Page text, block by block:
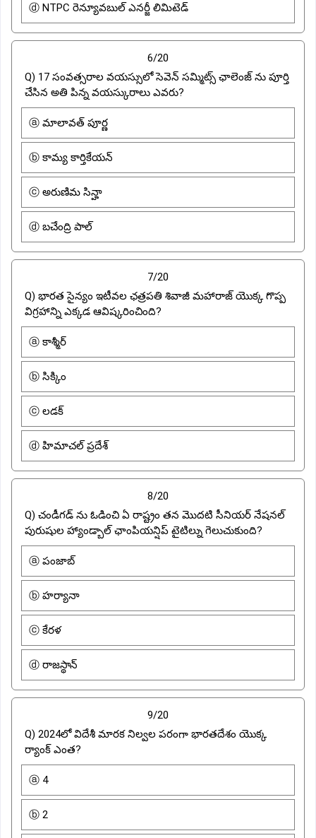
ⓓ NTPC రెన్యూవబుల్ ఎనర్జీ లిమిటెడ్
6/20
Q) 17 సంవత్సరాల వయస్సులో సెవెన్ సమ్మిట్స్ ఛాలెంజ్ ను పూర్తి
చేసిన అతి పిన్న వయస్కురాలు ఎవరు?
ⓐ మాలావత్ పూర్ణ
ⓑ కామ్య కార్తికేయన్
ⓒ అరుణిమ సిన్హా
ⓓ బచేంద్రి పాల్
7/20
Q) భారత సైన్యం ఇటీవల ఛత్రపతి శివాజీ మహారాజ్ యొక్క గొప్ప
విగ్రహాన్ని ఎక్కడ ఆవిష్కరించింది?
ⓐ కాశ్మీర్
ⓑ సిక్కిం
ⓒ లడక్
ⓓ హిమాచల్ ప్రదేశ్
8/20
Q) చండీగడ్ ను ఓడించి ఏ రాష్ట్రం తన మొదటి సీనియర్ నేషనల్
పురుషుల హ్యాండ్బాల్ ఛాంపియన్షిప్ టైటిల్ను గెలుచుకుంది?
ⓐ పంజాబ్
ⓑ హర్యానా
ⓒ కేరళ
ⓓ రాజస్థాన్
9/20
Q) 2024లో విదేశీ మారక నిల్వల పరంగా భారతదేశం యొక్క
ర్యాంక్ ఎంత?
ⓐ 4
ⓑ 2